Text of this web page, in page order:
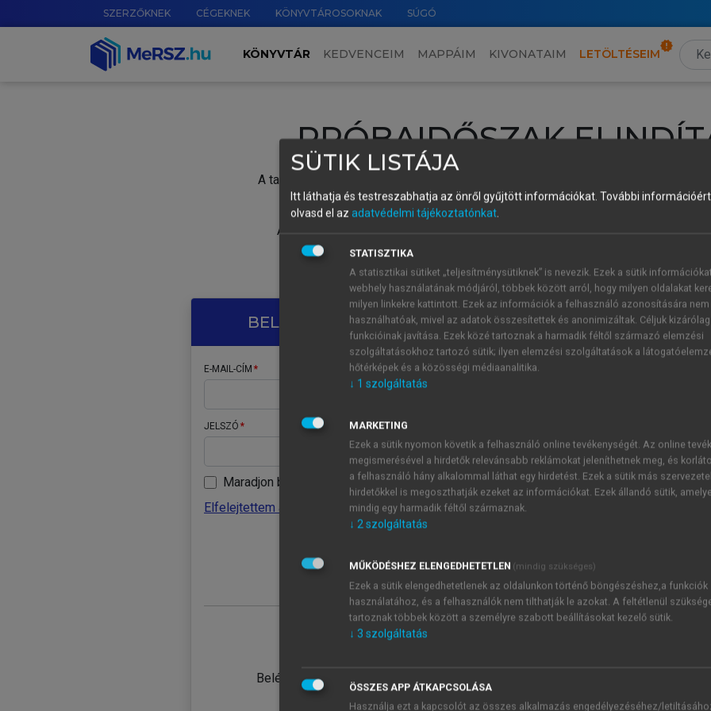
SZERZŐKNEK CÉGEKNEK KÖNYVTÁROSOKNAK SÚGÓ
KÖNYVTÁR KEDVENCEIM MAPPÁIM KIVONATAIM LETÖLTÉSEIM
PRÓBAIDŐSZAK
A tartalom megtekintéséhez lépj be a saját fiókoddal, iskolai azonosítóddal vagy
Új felhasználóként1 óra díjmentes hozzáférésrevagy
A próbaidőszak elindításához,
vagy hozz
A regisztráció után a
BELÉPÉS SAJÁT FIÓKKAL
E-MAIL-CÍM
JELSZÓ
Maradjon belépve
Elfelejtettem a jelszavamat
Belépés intézményi azonosítóval
ÚJ FIÓK
1 óra
JELSZÓ
Kérek értesítést a MeRSZ
Kérek értesítést az
SÜTIK LISTÁJA
Itt láthatja és testreszabhatja az önről gyűjtött információkat. További
olvasd el az adatvédelmi tájékoztatónkat.
STATISZTIKA
A statisztikai sütiket „teljesítménysütiknek” is nevezik. Ezek a sütik
webhely használatának módjáról, többek között arról, hogy milyen oldalakat
milyen linkekre kattintott. Ezek az információk a felhasználó azonosítására nem
használhatóak, mivel az adatok összesítettek és anonimizáltak. Céljuk
funkcióinak javítása. Ezek közé tartoznak a harmadik féltől származó elemzési
szolgáltatásokhoz tartozó sütik; ilyen elemzési szolgáltatások a
hőtérképek és a közösségi médiaanalitika.
↓ 1 szolgáltatás
MARKETING
Ezek a sütik nyomon követik a felhasználó online tevékenységét. Az online
megismerésével a hirdetők relevánsabb reklámokat jeleníthetnek meg, és
a felhasználó hány alkalommal láthat egy hirdetést. Ezek a sütik más
hirdetőkkel is megoszthatják ezeket az információkat. Ezek állandó sütik,
mindig egy harmadik féltől származnak.
↓ 2szolgáltatás
MŰKÖDÉSHEZ ELENGEDHETETLEN (mindig szükséges)
Ezek a sütik elengedhetetlenek az oldalunkon történő böngészéshez,a funkciók
használatához, és a felhasználók nem tilthatják le azokat. A feltétlenül
tartoznak többek között a személyre szabott beállításokat kezelő sütik.
↓ 3 szolgáltatás
ÖSSZES APP ÁTKAPCSOLÁSA
Használja ezt a kapcsolót az összes alkalmazás engedélyezéséhez/